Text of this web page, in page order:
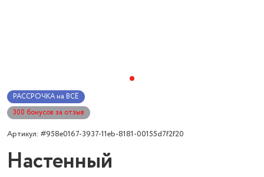
РАССРОЧКА на ВСЁ
300 бонусов за отзыв
Артикул: #958e0167-3937-11eb-8181-00155d7f2f20
Настенный